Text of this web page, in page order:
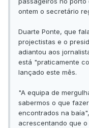
ontem o secretário
Duarte Ponte, que
projectistas e o
adiantou aos
está "praticamente
lançado este mês.
"A equipa de
sabermos o que
encontrados na
acrescentando que